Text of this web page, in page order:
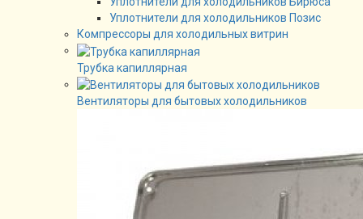
Уплотнители для холодильников Позис
Компрессоры для холодильных витрин
Трубка капиллярная
Вентиляторы для бытовых холодильников